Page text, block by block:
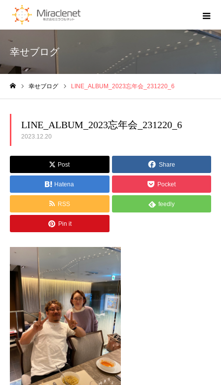
幸せブログ
幸せブログ LINE_ALBUM_2023忘年会_231220_6
LINE_ALBUM_2023忘年会_231220_6
2023.12.20
Post Share
Hatena Pocket
RSS feedly
Pin it